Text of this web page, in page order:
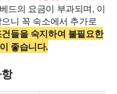
드의 요금이 부과되며, 이
니 꼭 숙소에서 추가로
들을 숙지하여 불필요한
좋습니다.